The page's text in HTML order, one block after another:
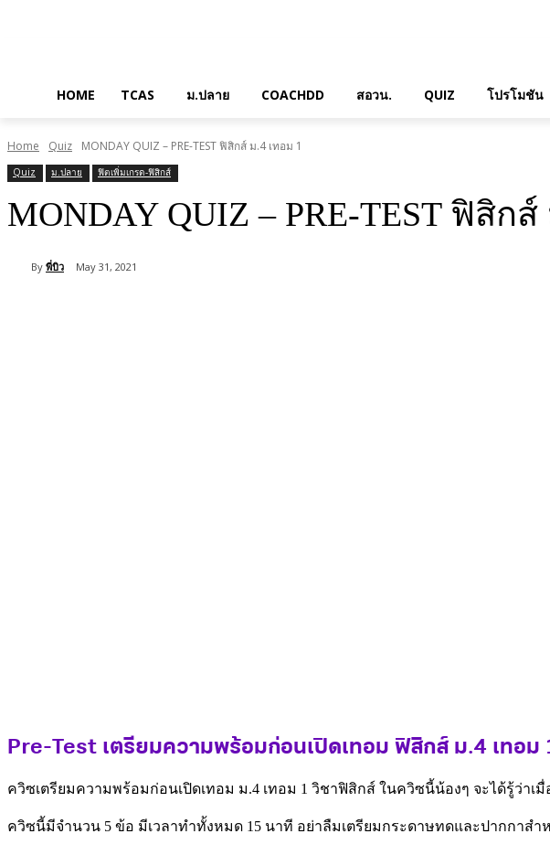
HOME TCAS ม.ปลาย COACHDD สอวน. QUIZ โปรโมชัน
Home Quiz MONDAY QUIZ – PRE-TEST ฟิสิกส์ ม.4 เทอม 1
Quiz ม.ปลาย ฟิตเพิ่มเกรด-ฟิสิกส์
MONDAY QUIZ – PRE-TEST ฟิสิกส์
By พี่บิว May 31, 2021
Pre-Test เตรียมความพร้อมก่อนเปิดเทอม ฟิสิกส์ ม.4 เทอม
ควิซเตรียมความพร้อมก่อนเปิดเทอม ม.4 เทอม 1 วิชาฟิสิกส์ ในควิซนี้น้องๆ จะได้รู้ว่าเ
ควิซนี้มีจำนวน 5 ข้อ มีเวลาทำทั้งหมด 15 นาที อย่าลืมเตรียมกระดาษทดและปากกาส